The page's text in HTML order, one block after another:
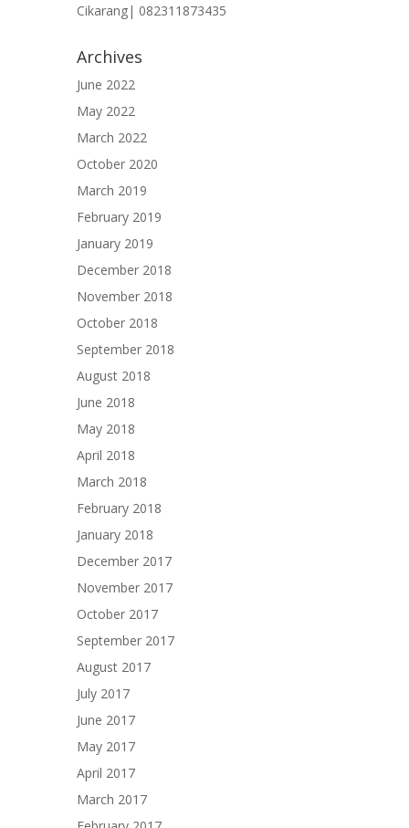
Cikarang| 082311873435
Archives
June 2022
May 2022
March 2022
October 2020
March 2019
February 2019
January 2019
December 2018
November 2018
October 2018
September 2018
August 2018
June 2018
May 2018
April 2018
March 2018
February 2018
January 2018
December 2017
November 2017
October 2017
September 2017
August 2017
July 2017
June 2017
May 2017
April 2017
March 2017